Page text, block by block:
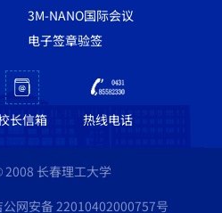
3M-NANO国际会议
电子签章验签
长信箱 热线电话
长春理工大学
公网安备 22010402000757号